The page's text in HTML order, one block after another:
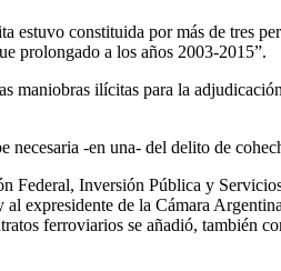
constituida por más de tres
prolongado a los años 2003-2015”.
maniobras ilícitas para la
necesaria -en una- del delito de
Federal, Inversión Pública y
al expresidente de la Cámara
ferroviarios se añadió, también